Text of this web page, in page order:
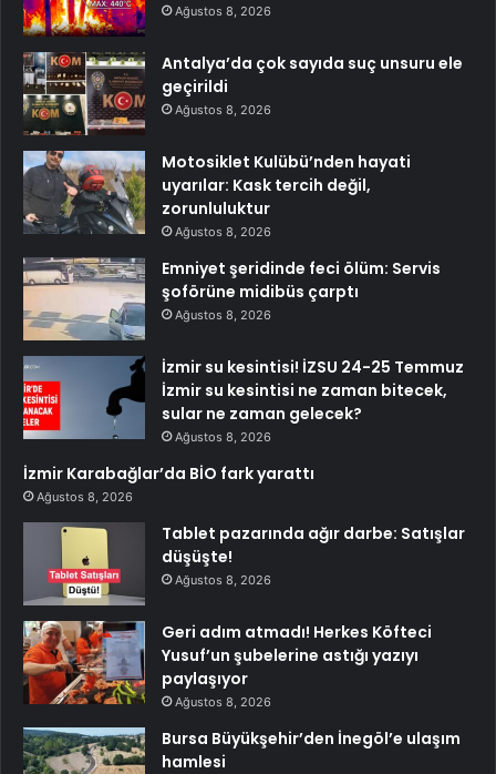
Ağustos 8, 2026
Antalya’da çok sayıda suç unsuru ele
geçirildi
Ağustos 8, 2026
Motosiklet Kulübü’nden hayati
uyarılar: Kask tercih değil,
zorunluluktur
Ağustos 8, 2026
Emniyet şeridinde feci ölüm: Servis
şoförüne midibüs çarptı
Ağustos 8, 2026
İzmir su kesintisi! İZSU 24-25 Temmuz
İzmir su kesintisi ne zaman bitecek,
sular ne zaman gelecek?
Ağustos 8, 2026
İzmir Karabağlar’da BİO fark yarattı
Ağustos 8, 2026
Tablet pazarında ağır darbe: Satışlar
düşüşte!
Ağustos 8, 2026
Geri adım atmadı! Herkes Köfteci
Yusuf’un şubelerine astığı yazıyı
paylaşıyor
Ağustos 8, 2026
Bursa Büyükşehir’den İnegöl’e ulaşım
hamlesi